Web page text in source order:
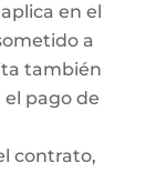
en el
a
también
el pago de
contrato,